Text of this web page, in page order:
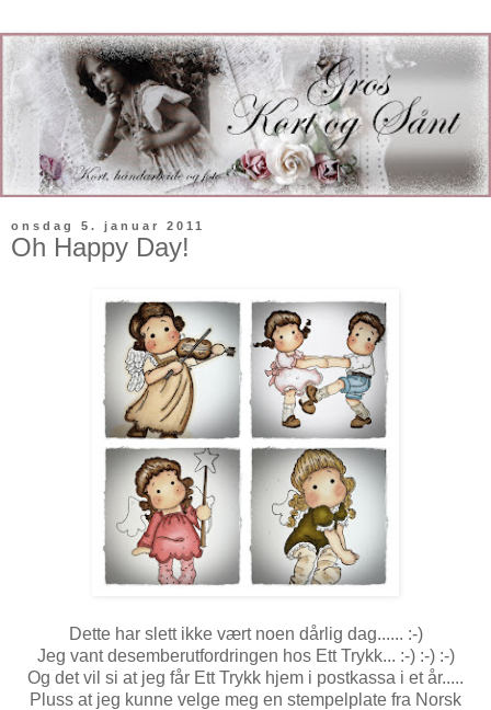
onsdag 5. januar 2011
Oh Happy Day!
Dette har slett ikke vært noen dårlig dag...... :-)
Jeg vant desemberutfordringen hos Ett Trykk... :-) :-) :-)
Og det vil si at jeg får Ett Trykk hjem i postkassa i et år.....
Pluss at jeg kunne velge meg en stempelplate fra Norsk